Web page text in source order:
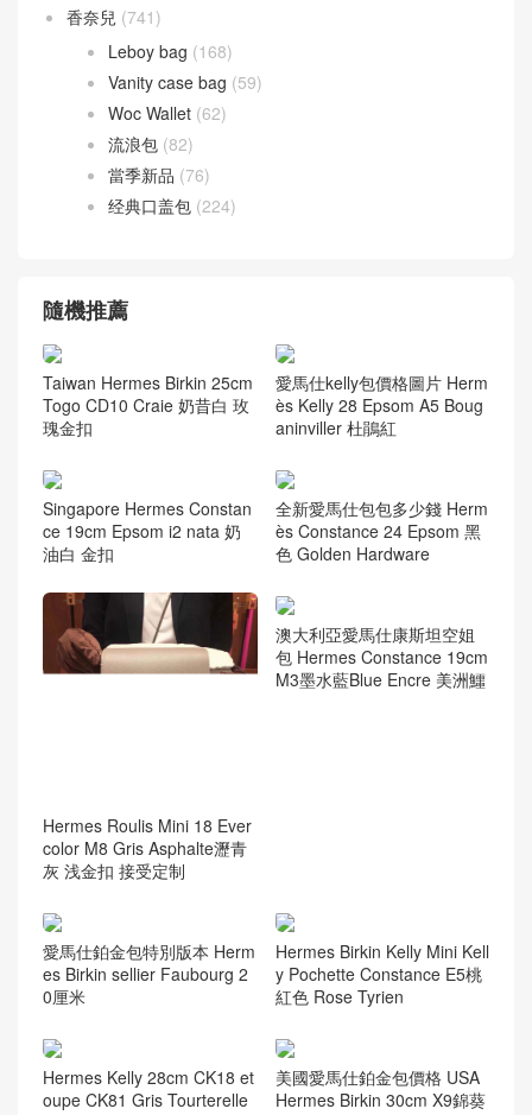
灣鱷 倒 V Porosus
美洲鱷魚 方塊 Alligator
鴕鳥皮 (1)
愛馬仕 腰帶
(40)
聖羅蘭(272)
ysl niki bag (55)
Vanity case bag
當季新品(76)
隨機推薦
Taiwan Hermes Birkin 25cm
Togo CD10 Craie 奶昔白 玫
瑰金扣
愛馬仕kelly包價格圖片 Herm
ès Kelly 28 Epsom A5 Boug
aninviller 杜鵑紅
Hermes Roulis Mini 18 Ever
color M8 Gris Asphalte瀝青
灰 浅金扣 接受定制